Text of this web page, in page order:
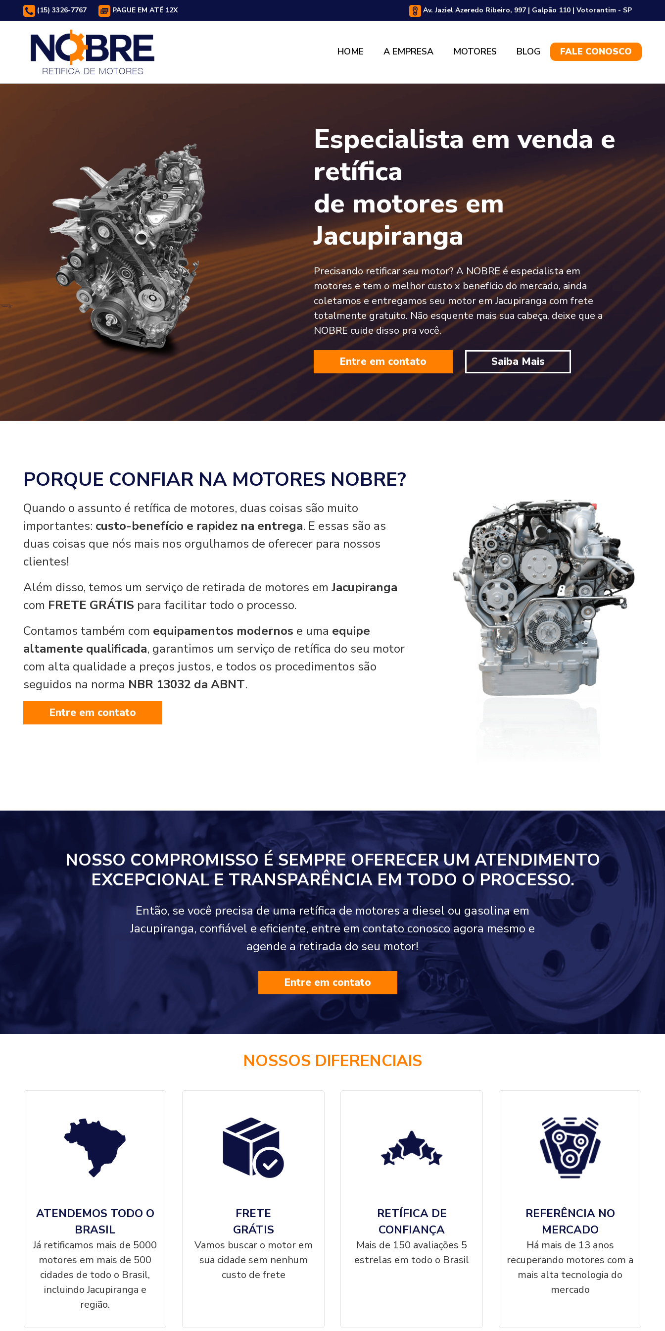
(15) 3326-7767 PAGUE EM ATÉ 12X Av. Jaziel Azeredo Ribeiro, 997 | Galpão 110 | Votorantim - SP
HOME A EMPRESA MOTORES BLOG FALE CONOSCO
Especialista em venda e
retífica
de motores em
Jacupiranga
Precisando retificar seu motor? A NOBRE é especialista em
motores e tem o melhor custo x benefício do mercado, ainda
coletamos e entregamos seu motor em Jacupiranga com frete
totalmente gratuito. Não esquente mais sua cabeça, deixe que a
NOBRE cuide disso pra você.
Entre em contato Saiba Mais
PORQUE CONFIAR NA MOTORES NOBRE?
Quando o assunto é retífica de motores, duas coisas são muito
importantes: custo-benefício e rapidez na entrega. E essas são as
duas coisas que nós mais nos orgulhamos de oferecer para nossos
clientes!
Além disso, temos um serviço de retirada de motores em Jacupiranga
com FRETE GRÁTIS para facilitar todo o processo.
Contamos também com equipamentos modernos e uma equipe
altamente qualificada, garantimos um serviço de retífica do seu motor
com alta qualidade a preços justos, e todos os procedimentos são
seguidos na norma NBR 13032 da ABNT.
Entre em contato
NOSSO COMPROMISSO É SEMPRE OFERECER UM ATENDIMENTO
EXCEPCIONAL E TRANSPARÊNCIA EMTODO O PROCESSO.
Então, se você precisa de uma retífica de motores a diesel ou gasolina em
Jacupiranga, confiável e eficiente, entre em contato conosco agora mesmo e
agende a retirada do seu motor!
Entre em contato
NOSSOS DIFERENCIAIS
ATENDEMOS TODO O
BRASIL
Já retificamos mais de 5000
motores em mais de 500
cidades de todo o Brasil,
incluindo Jacupiranga e
região.
FRETE
GRÁTIS
Vamos buscar o motor em
sua cidade sem nenhum
custo de frete
RETÍFICA DE
CONFIANÇA
Mais de 150 avaliações 5
estrelas em todo o Brasil
REFERÊNCIA NO
MERCADO
Há mais de 13 anos
recuperando motores com a
mais alta tecnologia do
mercado